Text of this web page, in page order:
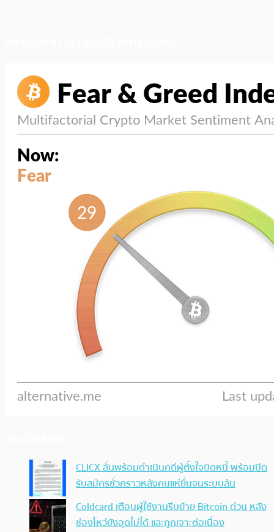
CLICX ลั่นพร้อมดำเนินคดีผู้ตั้งใจบิดหนี้ พร้อมปิด
รับสมัครชั่วคราวหลังคนแห่ยื่นจนระบบล้น
Coldcard เตือนผู้ใช้งานรีบย้าย Bitcoin ด่วน หลัง
ช่องโหว่ยังอุดไม่ได้ และถูกเจาะต่อเนื่อง